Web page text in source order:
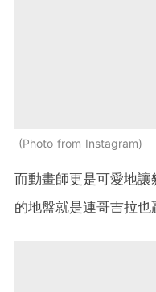
Photo from Instagram
而動畫師更是可愛地
的地盤就是連哥吉拉也